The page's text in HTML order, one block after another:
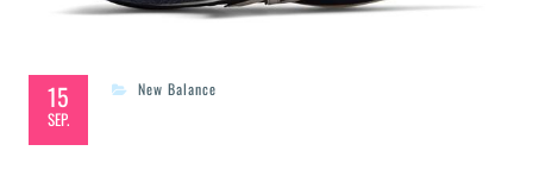
15
SEP.
New Balance